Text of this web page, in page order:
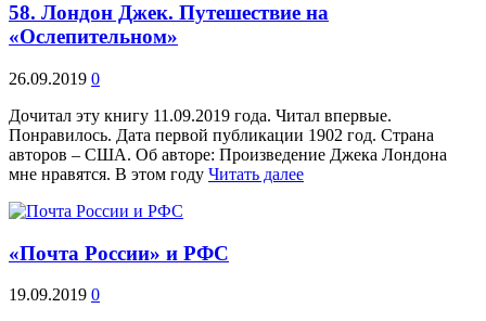
58. Лондон Джек. Путешествие на
«Ослепительном»
26.09.2019 0
Дочитал эту книгу 11.09.2019 года. Читал впервые.
Понравилось. Дата первой публикации 1902 год. Страна
авторов – США. Об авторе: Произведение Джека Лондона
мне нравятся. В этом году Читать далее
«Почта России» и РФС
19.09.2019 0